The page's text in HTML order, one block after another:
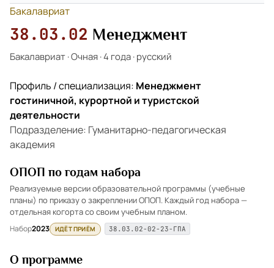
Бакалавриат
38.03.02 Менеджмент
Бакалавриат·Очная·4 года·русский
Профиль / специализация: Менеджмент
гостиничной, курортной и туристской
деятельности
Подразделение: Гуманитарно-педагогическая
академия
ОПОП по годам набора
Реализуемые версии образовательной программы (учебные
планы) по приказу о закреплении ОПОП. Каждый год набора —
отдельная когорта со своим учебным планом.
Набор2023 ИДЁТ ПРИЁМ 38.03.02-02-23-ГПА
О программе